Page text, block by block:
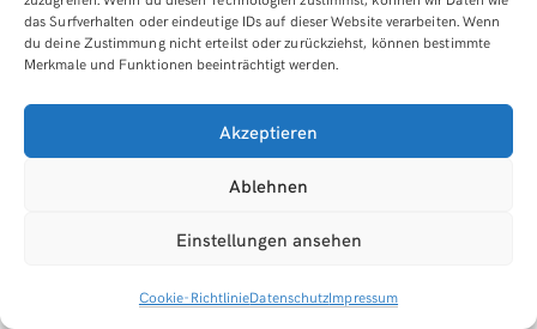
das Surfverhalten oder eindeutige IDs auf dieser Website verarbeiten. Wenn
du deine Zustimmung nicht erteilst oder zurückziehst, können bestimmte
Merkmale und Funktionen beeinträchtigt werden.
Akzeptieren
Ablehnen
Einstellungen ansehen
Cookie-RichtlinieDatenschutzImpressum
Mitarbeiterfindung?
MAI 15, 2023